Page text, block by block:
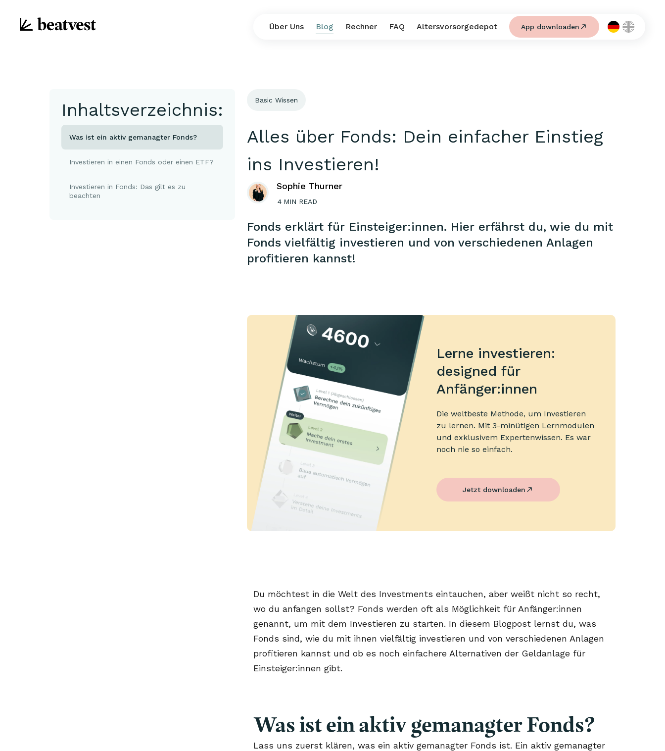
Über Uns Blog Rechner FAQ Altersvorsorgedepot App downloaden
Inhaltsverzeichnis:
Was ist ein aktiv gemanagter Fonds?
Investieren in einen Fonds oder einen ETF?
Investieren in Fonds: Das gilt es zu
beachten
Basic Wissen
Alles über Fonds: Dein einfacher Einstieg
ins Investieren!
Sophie Thurner
4 MIN READ
Fonds erklärt für Einsteiger:innen. Hier erfährst du, wie du mit
Fonds vielfältig investieren und von verschiedenen Anlagen
profitieren kannst!
Lerne investieren:
designed für
Anfänger:innen
Die weltbeste Methode, um Investieren
zu lernen. Mit 3-minütigen Lernmodulen
und exklusivem Expertenwissen. Es war
noch nie so einfach.
Jetzt downloaden
Du möchtest in die Welt des Investments eintauchen, aber weißt nicht so recht,
wo du anfangen sollst? Fonds werden oft als Möglichkeit für Anfänger:innen
genannt, um mit dem Investieren zu starten. In diesem Blogpost lernst du, was
Fonds sind, wie du mit ihnen vielfältig investieren und von verschiedenen Anlagen
profitieren kannst und ob es noch einfachere Alternativen der Geldanlage für
Einsteiger:innen gibt.
Was ist ein aktiv gemanagter Fonds?
Lass uns zuerst klären, was ein aktiv gemanagter Fonds ist. Ein aktiv gemanagter